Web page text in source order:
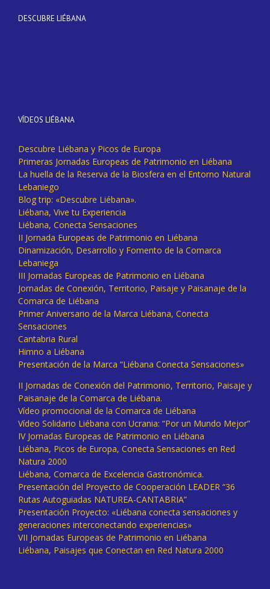
DESCUBRE LIÉBANA
VÍDEOS LIÉBANA
Descubre Liébana y Picos de Europa
Primeras Jornadas Europeas de Patrimonio en Liébana
La huella de la Reserva de la Biosfera en el Entorno Natural
Lebaniego
Blog trip: «Descubre Liébana».
Liébana, Vive tu Experiencia
Liébana, Conecta Sensaciones
II Jornada Europeas de Patrimonio en Liébana
Dinamización, Desarrollo y Fomento de la Comarca
Lebaniega
III Jornadas Europeas de Patrimonio en Liébana
Jornadas de Conexión, Territorio, Paisaje y Paisanaje de la
Comarca de Liébana
Primer Aniversario de la Marca Liébana, Conecta
Sensaciones
Cantabria Rural
Himno a Liébana
Presentación de la Marca “Liébana Conecta Sensaciones»
II Jornadas de Conexión del Patrimonio, Territorio, Paisaje y
Paisanaje de la Comarca de Liébana.
Vídeo promocional de la Comarca de Liébana
Vídeo Solidario Liébana con Ucrania: “Por un Mundo Mejor”
IV Jornadas Europeas de Patrimonio en Liébana
Liébana, Picos de Europa, Conecta Sensaciones en Red
Natura 2000
Liébana, Comarca de Excelencia Gastronómica.
Presentación del Proyecto de Cooperación LEADER “36
Rutas Autoguiadas NATUREA-CANTABRIA”
Presentación Proyecto: «Liébana conecta sensaciones y
generaciones interconectando experiencias»
VII Jornadas Europeas de Patrimonio en Liébana
Liébana, Paisajes que Conectan en Red Natura 2000